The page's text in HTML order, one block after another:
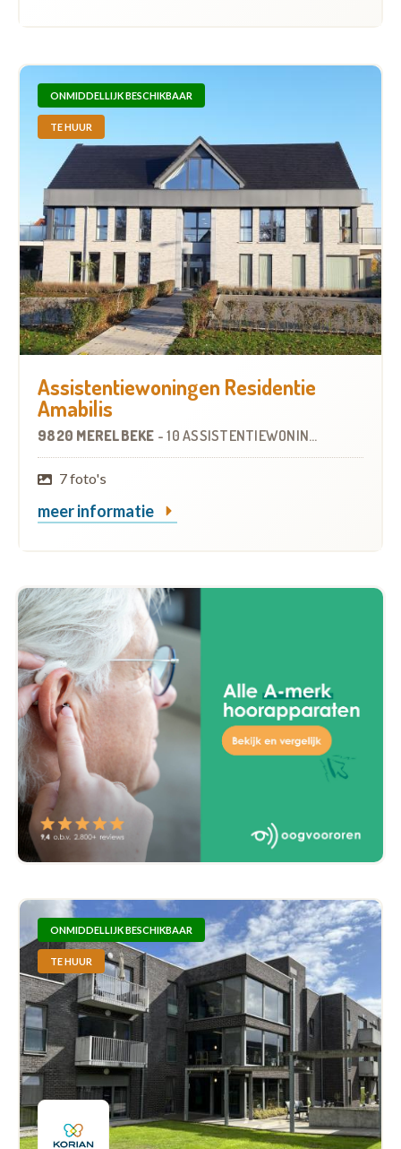
ONMIDDELLIJK BESCHIKBAAR
TE HUUR
Assistentiewoningen Residentie
Amabilis
9820 MERELBEKE -10 ASSISTENTIEWONINGEN
7 foto's
meer informatie
ONMIDDELLIJK BESCHIKBAAR
TE HUUR